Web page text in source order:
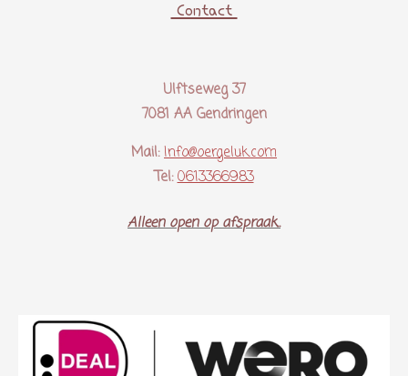
Contact
Ulftseweg 37
7081 AA Gendringen
Mail: Info@oergeluk.com
Tel: 0613366983
Alleen open op afspraak..